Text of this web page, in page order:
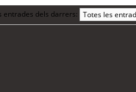
entrades dels darrers: